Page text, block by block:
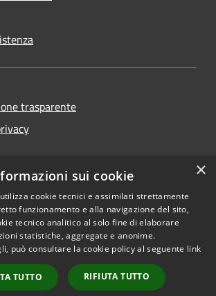
trasparente
di accessibilità
Copyright © 2026 • Comune di
Gaggiano • Powered by
Municipium•
Accesso
×
sui cookie
cookie tecnici e assimilati strettamente
funzionamento e alla navigazione del sito,
tecnico analitico al solo fine di elaborare
statistiche, aggregate e anonime.
può consultare la cookie policy al seguente link
TUTTO RIFIUTA TUTTO